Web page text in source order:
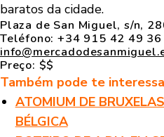
baratos da cidade.
Plaza de San Miguel, s/n,
Teléfono: +34 915 42 49 36
Preço: $$
Também pode te
ATOMIUM DE
BÉLGICA